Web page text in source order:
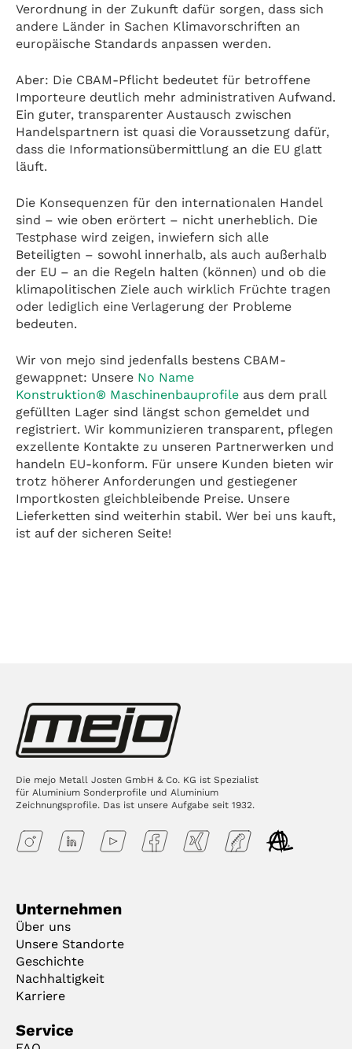
Verordnung in der Zukunft dafür sorgen, dass sich
andere Länder in Sachen Klimavorschriften an
europäische Standards anpassen werden.
Aber: Die CBAM-Pflicht bedeutet für betroffene
Importeure deutlich mehr administrativen Aufwand.
Ein guter, transparenter Austausch zwischen
Handelspartnern ist quasi die Voraussetzung dafür,
dass die Informationsübermittlung an die EU glatt
läuft.
Die Konsequenzen für den internationalen Handel
sind – wie oben erörtert – nicht unerheblich. Die
Testphase wird zeigen, inwiefern sich alle
Beteiligten – sowohl innerhalb, als auch außerhalb
der EU – an die Regeln halten (können) und ob die
klimapolitischen Ziele auch wirklich Früchte tragen
oder lediglich eine Verlagerung der Probleme
bedeuten.
Wir von mejo sind jedenfalls bestens CBAM-
gewappnet: Unsere No Name
Konstruktion® Maschinenbauprofile aus dem prall
gefüllten Lager sind längst schon gemeldet und
registriert. Wir kommunizieren transparent, pflegen
exzellente Kontakte zu unseren Partnerwerken und
handeln EU-konform. Für unsere Kunden bieten wir
trotz höherer Anforderungen und gestiegener
Importkosten gleichbleibende Preise. Unsere
Lieferketten sind weiterhin stabil. Wer bei uns kauft,
ist auf der sicheren Seite!
Die mejo Metall Josten GmbH & Co. KG ist Spezialist
für Aluminium Sonderprofile und Aluminium
Zeichnungsprofile. Das ist unsere Aufgabe seit 1932.
Unternehmen
Über uns
Unsere Standorte
Geschichte
Nachhaltigkeit
Karriere
Service